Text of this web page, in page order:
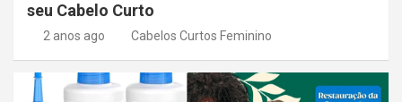
seu Cabelo Curto
2 anos ago Cabelos Curtos Feminino